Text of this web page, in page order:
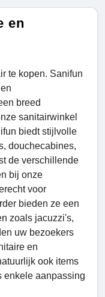
en
te kopen. Sanifun
breed
sanitairwinkel
biedt stijlvolle
douchecabines,
de verschillende
bij onze
voor
bieden ze een
zoals jacuzzi's,
uw bezoekers
en
ook items
enkele aanpassing